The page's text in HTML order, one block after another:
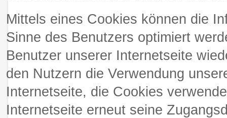
Mittels eines Cookies können die
Sinne des Benutzers optimiert
Benutzer unserer Internetseite
den Nutzern die Verwendung
Internetseite, die Cookies
Internetseite erneut seine